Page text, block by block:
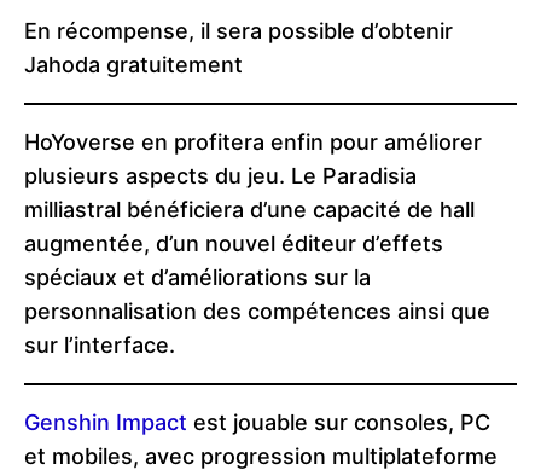
En récompense, il sera possible d’obtenir
Jahoda gratuitement
HoYoverse en profitera enfin pour améliorer
plusieurs aspects du jeu. Le Paradisia
milliastral bénéficiera d’une capacité de hall
augmentée, d’un nouvel éditeur d’effets
spéciaux et d’améliorations sur la
personnalisation des compétences ainsi que
sur l’interface.
Genshin Impact est jouable sur consoles, PC
et mobiles, avec progression multiplateforme